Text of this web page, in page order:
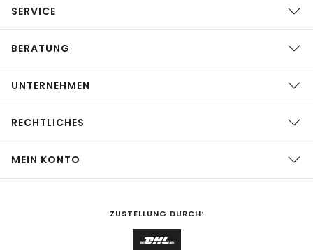
SERVICE
BERATUNG
UNTERNEHMEN
RECHTLICHES
MEIN KONTO
ZUSTELLUNG DURCH: